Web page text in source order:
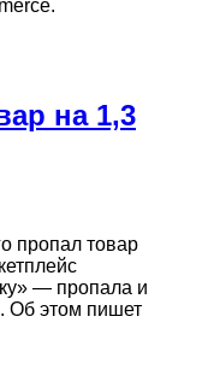
на 1,3
пропал товар
— пропала и
Об этом пишет